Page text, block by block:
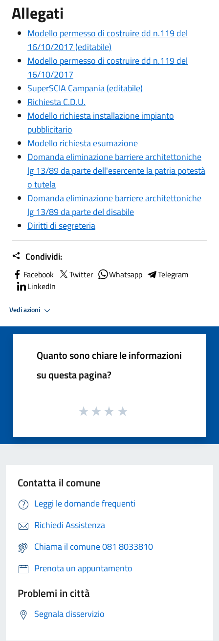
Allegati
Modello permesso di costruire dd n.119 del
16/10/2017 (editabile)
Modello permesso di costruire dd n.119 del
16/10/2017
SuperSCIA Campania (editabile)
Richiesta C.D.U.
Modello richiesta installazione impianto
pubblicitario
Modello richiesta esumazione
Domanda eliminazione barriere architettoniche
lg 13/89 da parte dell'esercente la patria potestà
o tutela
Domanda eliminazione barriere architettoniche
lg 13/89 da parte del disabile
Diritti di segreteria
Condividi:
Facebook Twitter Whatsapp
Telegram
LinkedIn
Vedi azioni
Quanto sono chiare le informazioni
su questa pagina?
Contatta il comune
Leggi le domande frequenti
Richiedi Assistenza
Chiama il comune 081 8033810
Prenota un appuntamento
Problemi in città
Segnala disservizio